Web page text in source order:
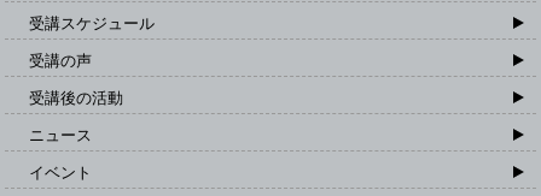
受講スケジュール
受講の声
受講後の活動
ニュース
イベント